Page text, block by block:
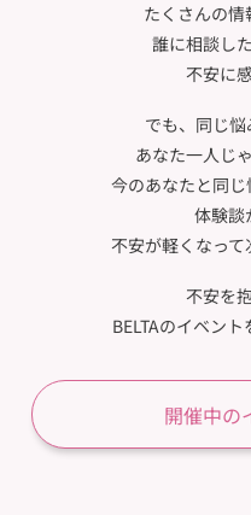
たくさんの情
誰に相談し
不安に
でも、同じ
あなた一人じ
今のあなたと同
体験談
不安が軽くなって
不安を
BELTAのイベント
開催中の